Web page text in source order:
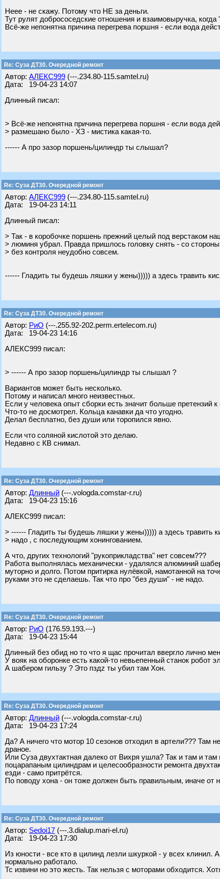
Неее - не скажу. Потому что НЕ за деньги.
Тут рулят добрососедские отношения и взаимовыручка, когда
Всё-же непонятна причина перегрева поршня - если вода
Re: Суза ДТ30. Очередной ремонт
Автор: АЛЕКС999 (---.234.80-115.samtel.ru)
Дата: 19-04-23 14:07
Длинный писал:
> Всё-же непонятна причина перегрева поршня - если вода
> размешано было - ХЗ - мистика какая-то.
------ А про зазор поршень/цилиндр ты слышал?
Re: Суза ДТ30. Очередной ремонт
Автор: АЛЕКС999 (---.234.80-115.samtel.ru)
Дата: 19-04-23 14:11
Длинный писал:
> Так - в коробочке поршень прежний целый под верстаком
> люминя убрал. Правда пришлось головку снять - со
> без контроля неудобно совсем.
------ Гладить ты будешь ляшки у жены))))) а здесь травить
Re: Суза ДТ30. Очередной ремонт
Автор: РиО (---.255.92-202.perm.ertelecom.ru)
Дата: 19-04-23 14:16
АЛЕКС999 писал:
> ------ А про зазор поршень/цилиндр ты слышал ?
Вариантов может быть несколько.
Потому и написал много неизвестных.
Если у человека опыт сборки есть значит больше претензий к
Что-то не досмотрел. Кольца канавки да что угодно.
Делал бесплатно, без души или торопился явно.
Если что соляной кислотой это делаю.
Недавно с КВ снимал.
Re: Суза ДТ30. Очередной ремонт
Автор: Длинный (---.vologda.comstar-r.ru)
Дата: 19-04-23 15:16
АЛЕКС999 писал:
> ------ Гладить ты будешь ляшки у жены))))) а здесь травить
> надо , с последующим хонингованием.
А что, других технологий "рукоприкладства" нет совсем???
Работа выполнялась механически - удалялся алюминий
муторно и долго. Потом притирка нулёвкой, намотанной на
руками это не сделаешь. Так что про "без души" - не надо.
Re: Суза ДТ30. Очередной ремонт
Автор: РиО (176.59.193.---)
Дата: 19-04-23 15:44
Длинный без обид но то что я щас прочитал ввергло лично
У вояк на оборонке есть какой-то невьепенный станок
А шабером гильзу ? Это пздz ты убил там Хон.
Re: Суза ДТ30. Очередной ремонт
Автор: Длинный (---.vologda.comstar-r.ru)
Дата: 19-04-23 17:24
Да? А ничего что мотор 10 сезонов отходил в артели??? Там
драное.
Или Суза двухтактная далеко от Вихря ушла? Так и там и
поцарапаным цилиндрам и целесообразности ремонта
езди - само притрётся.
По поводу хона - он тоже должен быть правильным, иначе от
Re: Суза ДТ30. Очередной ремонт
Автор: Sedoi17 (---.3.dialup.mari-el.ru)
Дата: 19-04-23 17:30
Из юности - все кто в цилинд лезли шкуркой - у всех клинил.
нормально работало.
Тс извини но это жесть. Так нельзя с моторами обходится.